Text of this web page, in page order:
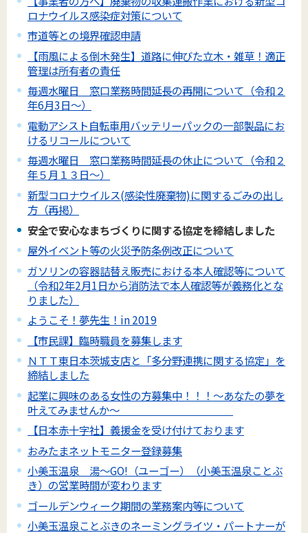
ロナウイルス感染症対策について
市道等との境界確認申請
【雨風による倒木発生】道路に伸びた立木・雑草！適正
管理は所有者の責任
毎週水曜日 窓口業務時間延長の再開について（令和２
年6月3日～）
電動アシスト自転車用バッテリーパックの一部製品にお
けるリコールについて
毎週水曜日 窓口業務時間延長の休止について（令和２
年５月１３日～）
新型コロナウイルス(感染性廃棄物)に関するごみの出し
方（再掲）
安全で安心なまちづくりに関する協定を締結しました
屋外イベント等の火災予防条例改正について
ガソリンの容器詰替え販売における本人確認等について
（令和2年2月1日から消防法で本人確認等が義務化とな
りました）
ようこそ！夢先生！in 2019
【市民課】臨時職員を募集します
ＮＴＴ東日本茨城支店と「多分野連携に関する協定」を
締結しました
起業に興味のある女性の方募集中！！！～あなたの夢を
叶えてみませんか～
【日本赤十字社】義援金を受け付けております
おみたまネットモニター登録募集
小美玉温泉 湯～GO!（ユーゴー）（小美玉温泉ことぶ
き）の営業時間が変わります
ゴールデンウィーク期間の業務案内等について
小美玉温泉ことぶきのネーミングライツ・パートナーが